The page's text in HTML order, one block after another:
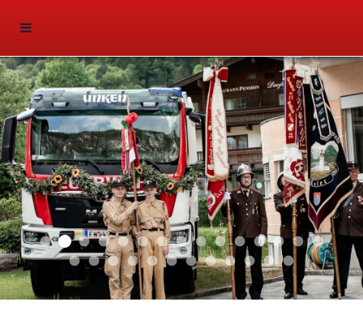
Aktuell 046
Aktuell 047
Start 011Aktuell 044
Aktuell 043
Aktuell 041
Aktuell 042
Aktuell 035
Aktuell 031
Aktuell 032
Aktuell 033
Aktuell 029
Aktuell 027
Aktuell 026
Start
Aktuell 024
Aktuell 019
Auto 010Start 010Start 002
Auto 002
Auto 009Auto 006Start 008
Start 005Start 003Start 006